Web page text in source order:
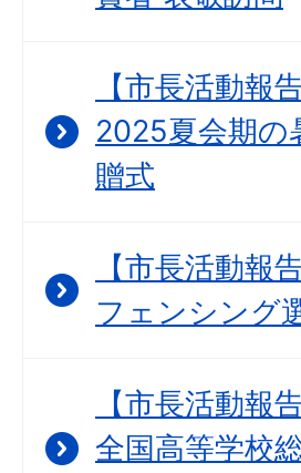
【市長活動報
2025夏会期の
贈式
【市長活動報
フェンシング
【市長活動報
全国高等学校